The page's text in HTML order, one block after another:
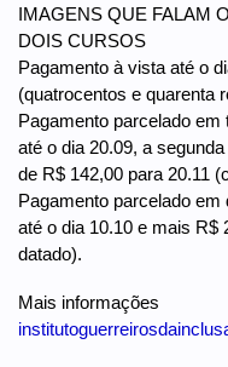
IMAGENS QUE FALAM
DOIS CURSOS
Pagamento à vista até o
(quatrocentos e quarenta
Pagamento parcelado
até o dia 20.09, a
de R$ 142,00 para 20.11
Pagamento parcelado
até o dia 10.10 e mais R$
datado).
Mais informações